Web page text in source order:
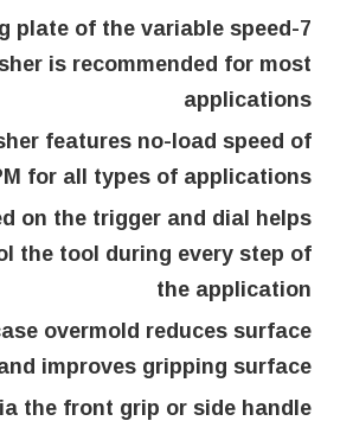
plate of the variable speed
is recommended for most
applications
features no-load speed of
for all types of applications
on the trigger and dial helps
the tool during every step of
the application
overmold reduces surface
improves gripping surface
the front grip or side handle